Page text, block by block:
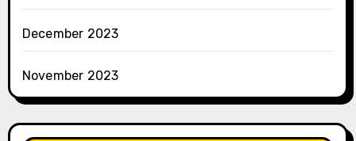
December 2023
November 2023